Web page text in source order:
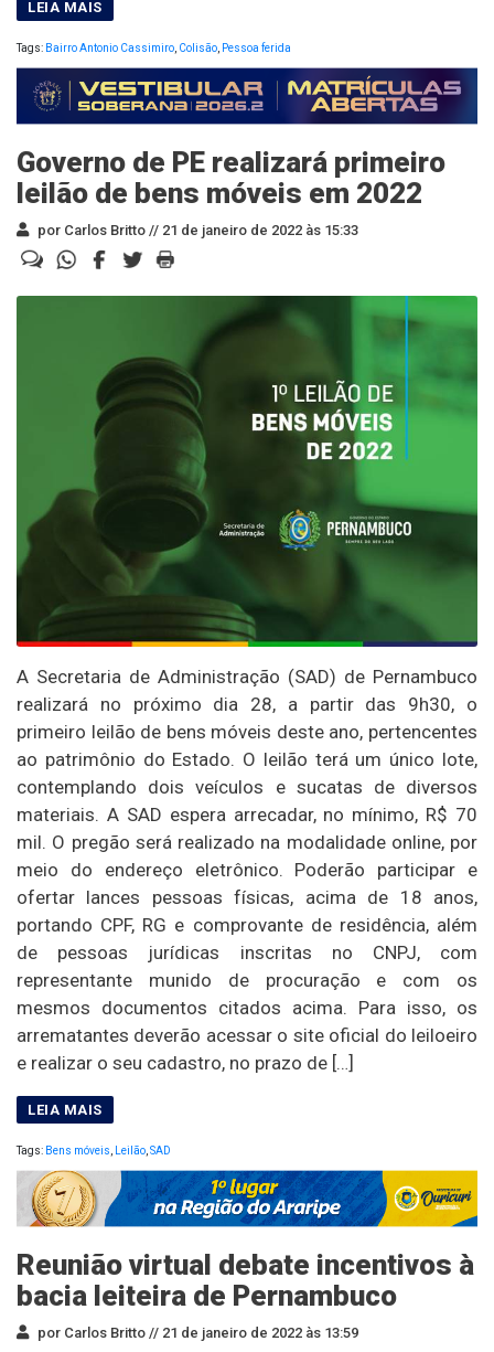
Tags: Bairro Antonio Cassimiro, Colisão, Pessoa ferida
Governo de PE realizará primeiro
leilão de bens móveis em 2022
por Carlos Britto // 21 de janeiro de 2022 às 15:33
A Secretaria de Administração (SAD) de Pernambuco
realizará no próximo dia 28, a partir das 9h30, o
primeiro leilão de bens móveis deste ano, pertencentes
ao patrimônio do Estado. O leilão terá um único lote,
contemplando dois veículos e sucatas de diversos
materiais. A SAD espera arrecadar, no mínimo, R$ 70
mil. O pregão será realizado na modalidade online, por
meio do endereço eletrônico. Poderão participar e
ofertar lances pessoas físicas, acima de 18 anos,
portando CPF, RG e comprovante de residência, além
de pessoas jurídicas inscritas no CNPJ, com
representante munido de procuração e com os
mesmos documentos citados acima. Para isso, os
arrematantes deverão acessar o site oficial do leiloeiro
e realizar o seu cadastro, no prazo de […]
Tags: Bens móveis, Leilão,SAD
Reunião virtual debate incentivos à
bacia leiteira de Pernambuco
por Carlos Britto // 21 de janeiro de 2022 às 13:59